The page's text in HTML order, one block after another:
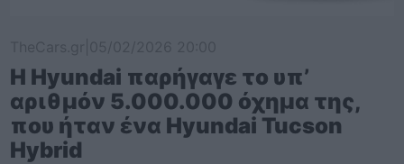
Η Hyundai παρήγαγε το υπ’
αριθμόν 5.000.000 όχημα της,
που ήταν ένα Hyundai Tucson
Hybrid